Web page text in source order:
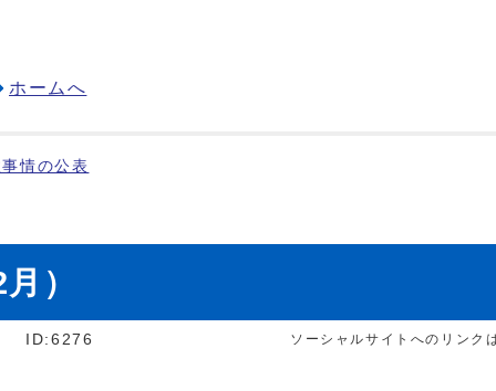
ホームへ
情の公表
）
ID:6276 ソーシャルサイトへのリンク